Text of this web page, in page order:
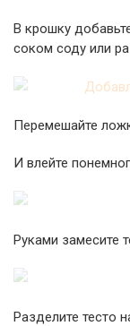
В крошку
соком соду или
Перемешайте
И влейте
Руками замесите
Разделите тесто